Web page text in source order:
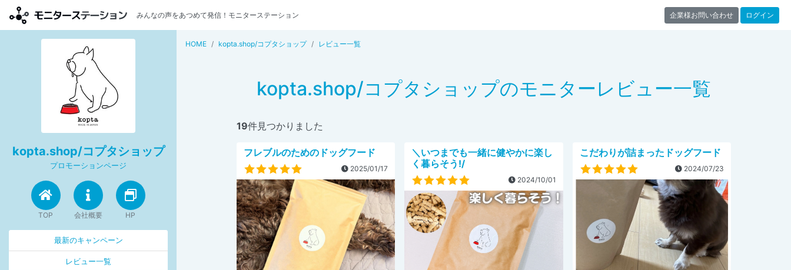
みんなの声をあつめて発信！モニターステーション 企業様お問い合わせ ログイン
HOME kopta.shop/コプタショップ レビュー一覧
kopta.shop/コプタショップのモニターレビュー一覧
19件見つかりました
フレブルのためのドッグフード
2025/01/17
＼いつまでも一緒に健やかに楽し
く暮らそう!/
2024/10/01
こだわりが詰まったドッグフード
2024/07/23
kopta.shop/コプタショップ
プロモーションページ
TOP 会社概要 HP
最新のキャンペーン
レビュー一覧